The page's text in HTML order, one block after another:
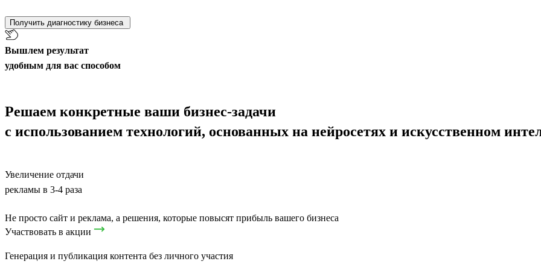
Получить диагностику бизнеса
Вышлем результат
удобным для вас способом
Решаем конкретные ваши бизнес-задачи
с использованием технологий, основанных на нейросетях и искусственном
Увеличение отдачи
рекламы в 3-4 раза
Не просто сайт и реклама, а решения, которые повысят прибыль вашего бизнеса
Участвовать в акции
Генерация и публикация контента без личного участия